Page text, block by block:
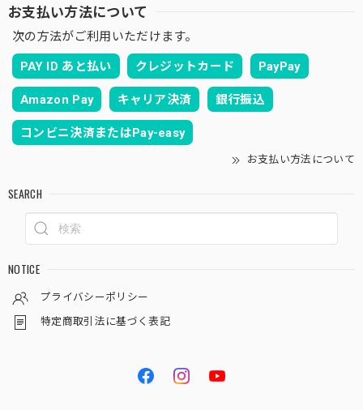
お支払い方法について
次の方法がご利用いただけます。
PAY ID あと払い クレジットカード PayPay
Amazon Pay キャリア決済 銀行振込
コンビニ決済またはPay-easy
お支払い方法について
SEARCH
NOTICE
プライバシーポリシー
特定商取引法に基づく表記